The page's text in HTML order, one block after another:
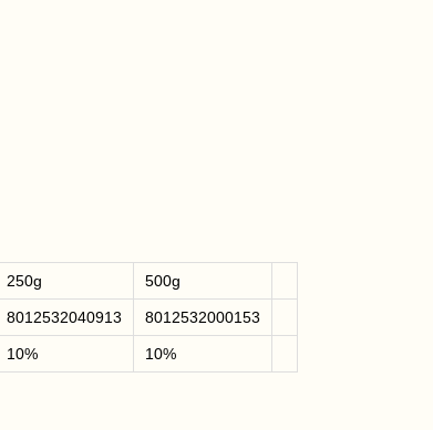
250g 500g
8012532040913 8012532000153
10% 10%